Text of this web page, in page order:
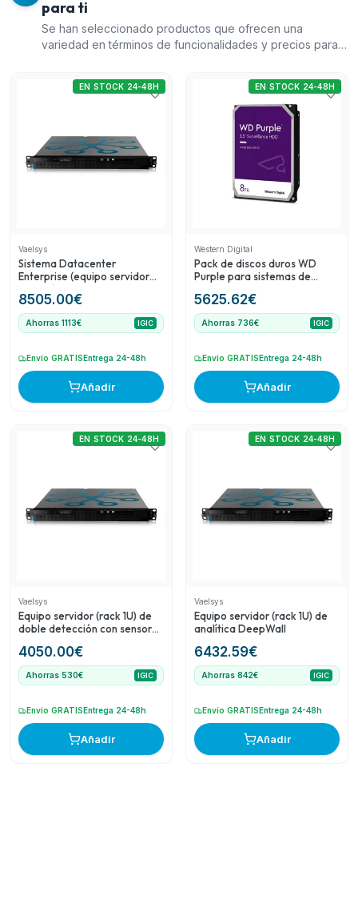
para ti
Se han seleccionado productos que ofrecen una
variedad en términos de funcionalidades y precios para
Datacenter Enterprise (1) por su capacidad de escala; el
Pack de discos duros WD Purple (4) complementa
sistemas de videovigilancia; el Equipo servidor (rack 1U)
de doble detección con sensores Optex (7) proporciona
funciones avanzadas de seguridad; y el Equipo servidor
(rack 1U) de analítica DeepWall (3) ofrece analíticas
avanzadas. Esta selección cubre diferentes aspectos de
Vaelsys
Sistema Datacenter
Enterprise (equipo servidor
rack 1U) para 20 dispositivos
de conteo (data feed)
ampliable a 200
8505.00€
EN STOCK 24-48H
Ahorras 1113€ IGIC
Envío GRATISEntrega 24-48h
Añadir
Western Digital
Pack de discos duros WD
Purple para sistemas de
5625.62€
EN STOCK 24-48H
Ahorras 736€ IGIC
Envío GRATISEntrega 24-48h
Añadir
Vaelsys
Equipo servidor (rack 1U) de
doble detección con sensores
4050.00€
EN STOCK 24-48H
Ahorras 530€ IGIC
Envío GRATIS Entrega 24-48h
Añadir
Vaelsys
Equipo servidor (rack 1U) de
analítica DeepWall
6432.59€
EN STOCK 24-48H
Ahorras 842€ IGIC
Envío GRATIS Entrega 24-48h
Añadir